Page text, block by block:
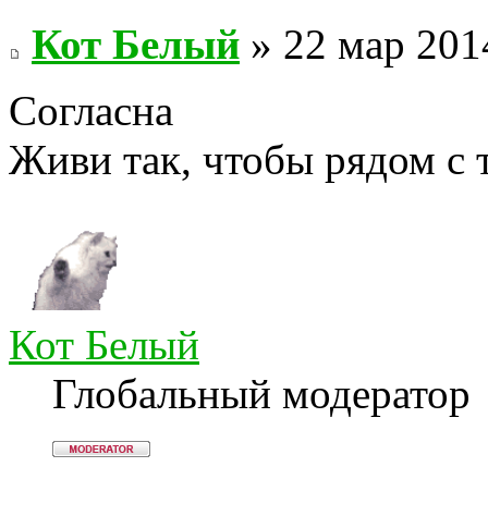
Кот Белый » 22 мар
Согласна
Живи так, чтобы рядом с
Кот Белый
Глобальный модератор